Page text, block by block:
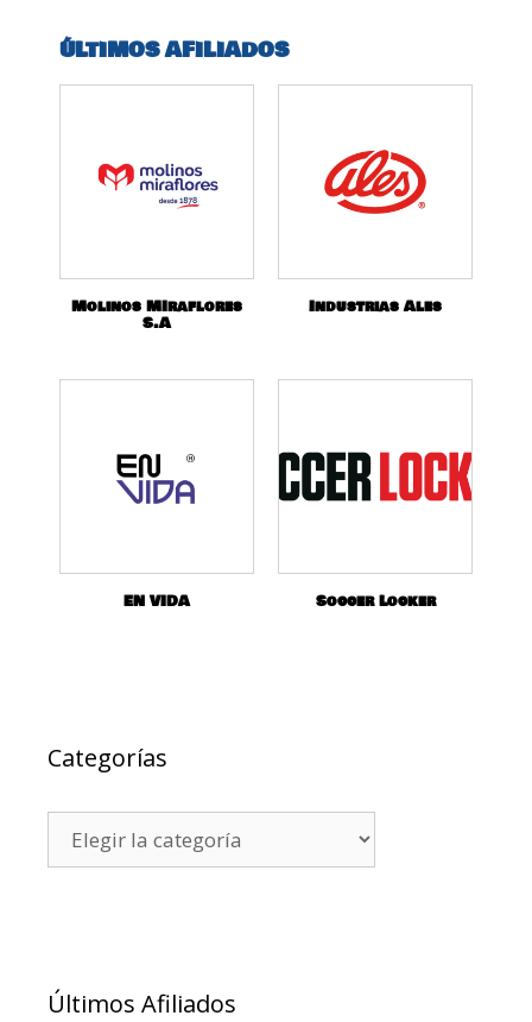
ÚLTIMOS AFILIADOS
Molinos MIraflores
S.A
Industrias Ales
EN VIDA Soccer Locker
Categorías
Últimos Afiliados